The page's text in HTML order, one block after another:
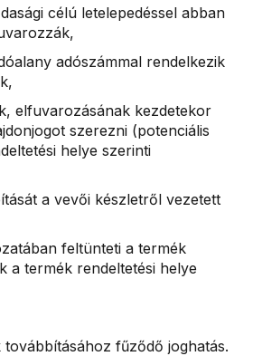
célú letelepedéssel abban
adószámmal rendelkezik
elfuvarozásának kezdetekor
szerezni (potenciális
helye szerinti
a vevői készletről vezetett
feltünteti a termék
a termék rendeltetési helye
fűződő joghatás.